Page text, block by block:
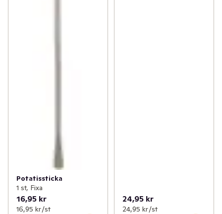
Potatissticka
1 st, Fixa
16,95 kr
16,95 kr /st
24,95 kr
24,95 kr /st